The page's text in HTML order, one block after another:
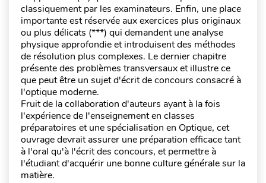
classiquement par les examinateurs. Enfin, une place
importante est réservée aux exercices plus originaux
ou plus délicats (***) qui demandent une analyse
physique approfondie et introduisent des méthodes
de résolution plus complexes. Le dernier chapitre
présente des problèmes transversaux et illustre ce
que peut être un sujet d'écrit de concours consacré à
l'optique moderne.
Fruit de la collaboration d'auteurs ayant à la fois
l'expérience de l'enseignement en classes
préparatoires et une spécialisation en Optique, cet
ouvrage devrait assurer une préparation efficace tant
à l'oral qu'à l'écrit des concours, et permettre à
l'étudiant d'acquérir une bonne culture générale sur la
matière.